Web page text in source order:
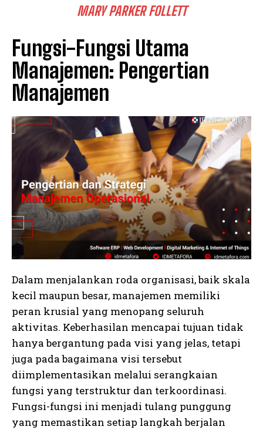
MARY PARKER FOLLETT
Fungsi-Fungsi Utama
Manajemen: Pengertian
Manajemen
Dalam menjalankan roda organisasi, baik skala
kecil maupun besar, manajemen memiliki
peran krusial yang menopang seluruh
aktivitas. Keberhasilan mencapai tujuan tidak
hanya bergantung pada visi yang jelas, tetapi
juga pada bagaimana visi tersebut
diimplementasikan melalui serangkaian
fungsi yang terstruktur dan terkoordinasi.
Fungsi-fungsi ini menjadi tulang punggung
yang memastikan setiap langkah berjalan